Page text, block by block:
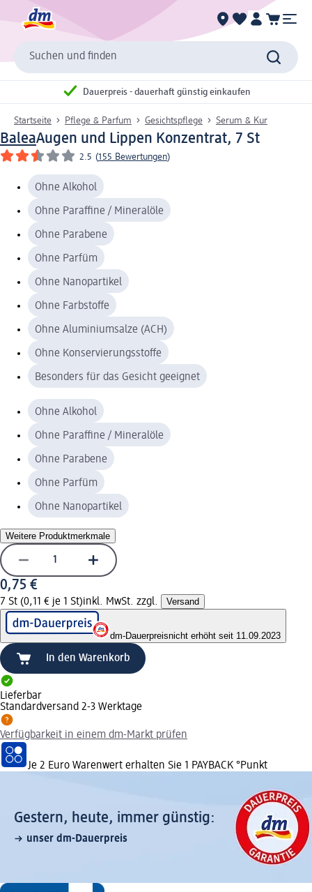
Suchen und finden
Dauerpreis - dauerhaft günstig einkaufen
Startseite Pflege & Parfum Gesichtspflege Serum & Kur
BaleaAugen und Lippen Konzentrat, 7 St
2.5 (155 Bewertungen)
Ohne Alkohol
Ohne Paraffine / Mineralöle
Ohne Parabene
Ohne Parfüm
Ohne Nanopartikel
Ohne Farbstoffe
Ohne Aluminiumsalze (ACH)
Ohne Konservierungsstoffe
Besonders für das Gesicht geeignet
Ohne Alkohol
Ohne Paraffine / Mineralöle
Ohne Parabene
Ohne Parfüm
Ohne Nanopartikel
Weitere Produktmerkmale
0,75 €
7 St (0,11 € je 1 St)inkl. MwSt. zzgl. Versand
dm-Dauerpreisnicht erhöht seit 11.09.2023
In den Warenkorb
Lieferbar
Standardversand 2-3 Werktage
Verfügbarkeit in einem dm-Markt prüfen
Je 2 Euro Warenwert erhalten Sie 1 PAYBACK °Punkt
Gestern, heute, immer günstig:
unser dm-Dauerpreis